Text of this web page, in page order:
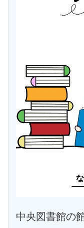
中央図書館の